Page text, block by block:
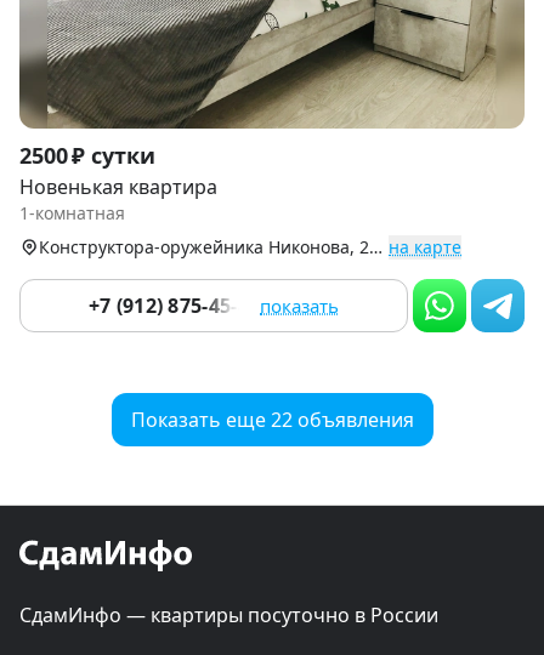
Item
1
of
2500 ₽ сутки
Новенькая квартира
1-комнатная
Конструктора-оружейника Никонова, 26, Индустриальный р-н на карте
+7 (912) 875-45-48 показать
Показать еще 22 объявления
СдамИнфо — квартиры посуточно в России